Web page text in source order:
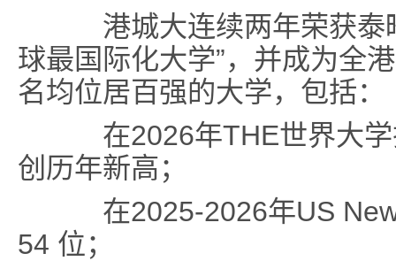
港城大连续两年荣获泰
球最国际化大学”，并成为全
名均位居百强的大学，包括：
在2026年THE世界大学
创历年新高；
在2025-2026年US
54 位；